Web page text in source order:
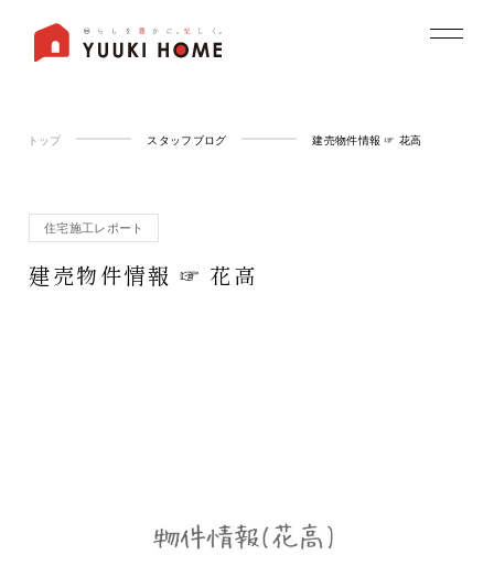
トップ スタッフブログ 建売物件情報 ☞ 花高
住宅施工レポート
建売物件情報 ☞ 花高